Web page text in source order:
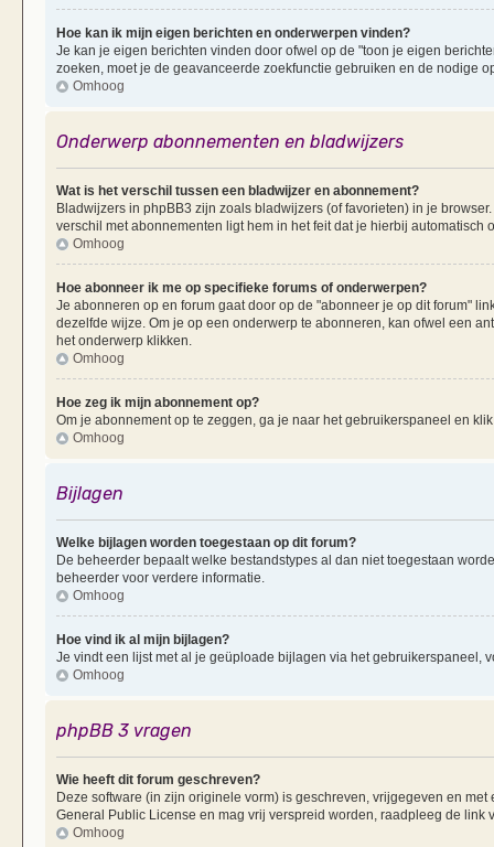
Hoe kan ik mijn eigen berichten en onderwerpen vinden?
Je kan je eigen berichten vinden door ofwel op de "toon je eigen
zoeken, moet je de geavanceerde zoekfunctie gebruiken en de nodige
Omhoog
Onderwerp abonnementen en bladwijzers
Wat is het verschil tussen een bladwijzer en abonnement?
Bladwijzers in phpBB3 zijn zoals bladwijzers (of favorieten) in je
verschil met abonnementen ligt hem in het feit dat je hierbij
Omhoog
Hoe abonneer ik me op specifieke forums of onderwerpen?
Je abonneren op en forum gaat door op de "abonneer je op dit forum"
dezelfde wijze. Om je op een onderwerp te abonneren, kan ofwel een
het onderwerp klikken.
Omhoog
Hoe zeg ik mijn abonnement op?
Om je abonnement op te zeggen, ga je naar het gebruikerspaneel en
Omhoog
Bijlagen
Welke bijlagen worden toegestaan op dit forum?
De beheerder bepaalt welke bestandstypes al dan niet toegestaan
beheerder voor verdere informatie.
Omhoog
Hoe vind ik al mijn bijlagen?
Je vindt een lijst met al je geüploade bijlagen via het gebruikerspaneel,
Omhoog
phpBB 3 vragen
Wie heeft dit forum geschreven?
Deze software (in zijn originele vorm) is geschreven, vrijgegeven en
General Public License en mag vrij verspreid worden, raadpleeg de link
Omhoog